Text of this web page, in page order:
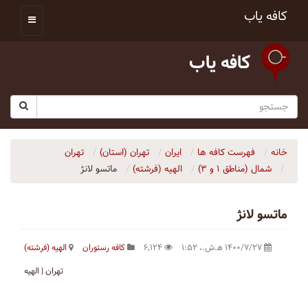
کافه یاب
کافه یاب
خانه فهرست کافه ها ایران تهران (استان)
تهران
شمال (مناطق ۱ و ۳)
الهیه (فرشته) ماتسو لانژ
ماتسو لانژ
کافه رستوران
الهیه (فرشته)
تهران | الهیه